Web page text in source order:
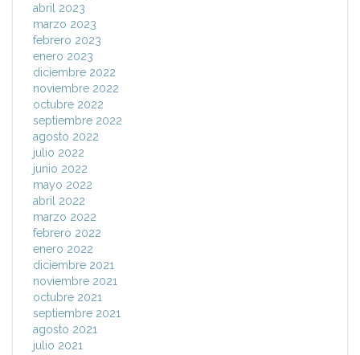
abril 2023
marzo 2023
febrero 2023
enero 2023
diciembre 2022
noviembre 2022
octubre 2022
septiembre 2022
agosto 2022
julio 2022
junio 2022
mayo 2022
abril 2022
marzo 2022
febrero 2022
enero 2022
diciembre 2021
noviembre 2021
octubre 2021
septiembre 2021
agosto 2021
julio 2021